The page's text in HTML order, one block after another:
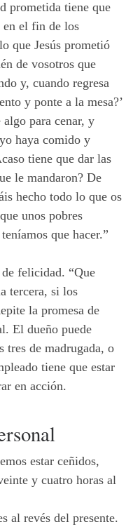
prometida tiene que
el fin de los
que Jesús prometió
de vosotros que
y, cuando regresa
y ponte a la mesa?’
para cenar, y
haya comido y
tiene que dar las
le mandaron? De
hecho todo lo que os
unos pobres
que hacer.”
felicidad. “Que
tercera, si los
la promesa de
El dueño puede
tres de madrugada, o
tiene que estar
en acción.
estar ceñidos,
y cuatro horas al
al revés del presente.